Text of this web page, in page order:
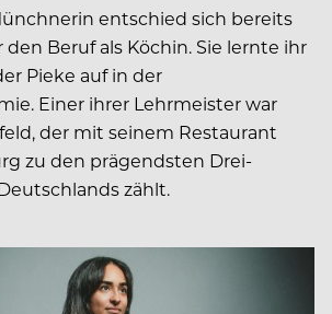
entschied sich bereits
den Beruf als Köchin. Sie lernte ihr
Pieke auf in der
Einer ihrer Lehrmeister war
der mit seinem Restaurant
zu den prägendsten Drei-
zählt.